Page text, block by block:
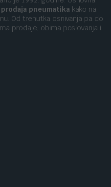
pneumatika kako na
Od trenutka osnivanja pa do
prodaje, obima poslovanja i